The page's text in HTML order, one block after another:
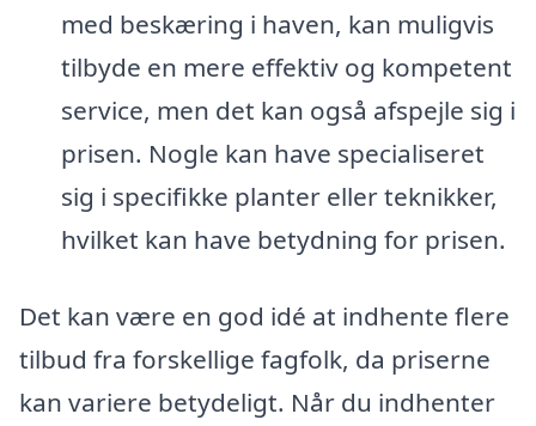
med beskæring i haven, kan muligvis
tilbyde en mere effektiv og kompetent
service, men det kan også afspejle sig i
prisen. Nogle kan have specialiseret
sig i specifikke planter eller teknikker,
hvilket kan have betydning for prisen.
Det kan være en god idé at indhente flere
tilbud fra forskellige fagfolk, da priserne
kan variere betydeligt. Når du indhenter